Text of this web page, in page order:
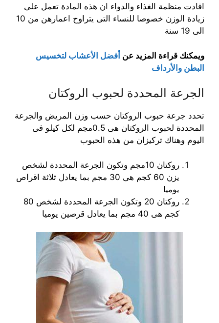
افادت منظمة الغذاء والدواء ان هذه المادة تعمل على
زيادة الوزن خصوصا للنساء التى يتراوح اعمارهن من 10
الى 19 سنة
ويمكنك قراءة المزيد عن أفضل الأعشاب لتخسيس
البطن والأرداف
الجرعة المحددة لحبوب الروكتان
تحدد جرعة حبوب الروكتان حسب وزن المريض والجرعة
المحددة لحبوب الروكتان هى 0.5مجم لكل كيلو فى
اليوم وهناك تركيزان من هذه الحبوب
روكتان 10مجم وتكون الجرعة المحددة لشخص
يزن 60 كجم هى 30 مجم بما يعادل ثلاثة اقراص
يوميا
روكتان 20 وتكون الجرعة المحددة لشخص 80
كجم هى 40 مجم بما يعادل قرصين يوميا